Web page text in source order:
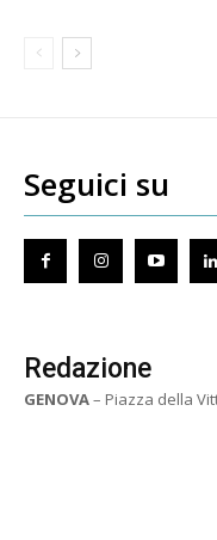
Seguici su
Redazione
GENOVA– Piazza della